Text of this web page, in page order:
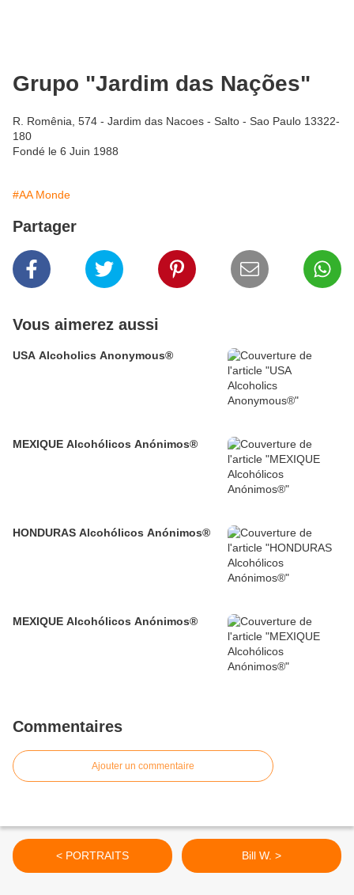
Grupo "Jardim das Nações"
R. Romênia, 574 - Jardim das Nacoes - Salto - Sao Paulo 13322-
180
Fondé le 6 Juin 1988
#AA Monde
Partager
Vous aimerez aussi
USA Alcoholics Anonymous®
MEXIQUE Alcohólicos Anónimos®
HONDURAS Alcohólicos Anónimos®
MEXIQUE Alcohólicos Anónimos®
Commentaires
Ajouter un commentaire
< PORTRAITS Bill W. >